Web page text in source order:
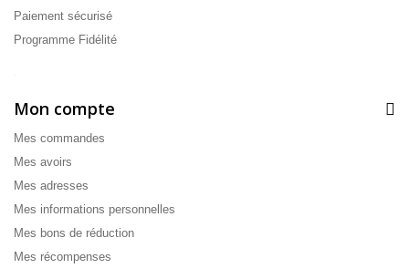
Paiement sécurisé
Programme Fidélité
Mon compte
Mes commandes
Mes avoirs
Mes adresses
Mes informations personnelles
Mes bons de réduction
Mes récompenses